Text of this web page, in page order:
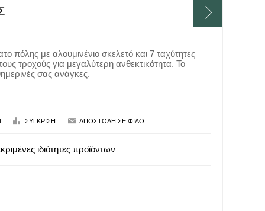
πόλης με αλουμινένιο σκελετό και 7 ταχύτητες
τροχούς για μεγαλύτερη ανθεκτικότητα. Το
σας ανάγκες.
ιδιότητες προϊόντων